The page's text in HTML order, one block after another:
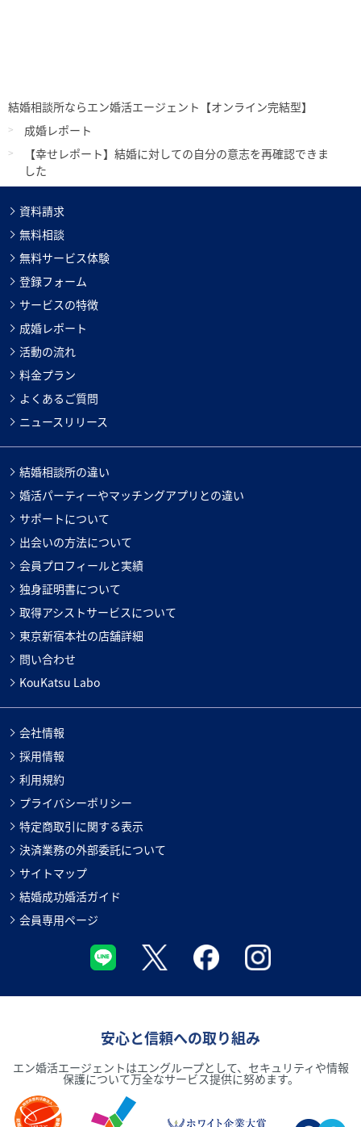
結婚相談所ならエン婚活エージェント【オンライン完結型】
成婚レポート
【幸せレポート】結婚に対しての自分の意志を再確認できま
した
資料請求
無料相談
無料サービス体験
登録フォーム
サービスの特徴
成婚レポート
活動の流れ
料金プラン
よくあるご質問
ニュースリリース
結婚相談所の違い
婚活パーティーやマッチングアプリとの違い
サポートについて
出会いの方法について
会員プロフィールと実績
独身証明書について
取得アシストサービスについて
東京新宿本社の店舗詳細
問い合わせ
KouKatsu Labo
会社情報
採用情報
利用規約
プライバシーポリシー
特定商取引に関する表示
決済業務の外部委託について
サイトマップ
結婚成功婚活ガイド
会員専用ページ
安心と信頼への取り組み
エン婚活エージェントはエングループとして、セキュリティや情報
保護について万全なサービス提供に努めます。